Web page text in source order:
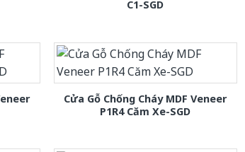
C1-SGD
Cửa Gỗ Chống Cháy MDF Veneer
P1R4 Căm Xe-SGD